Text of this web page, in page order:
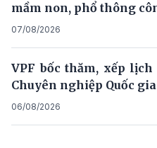
mầm non, phổ thông
07/08/2026
VPF bốc thăm, xếp
Chuyên nghiệp Quốc
06/08/2026